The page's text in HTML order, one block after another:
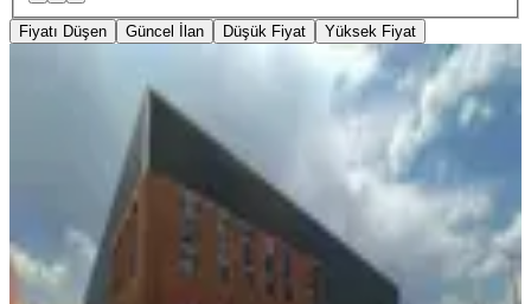
Fiyatı Düşen Güncel İlan Düşük Fiyat Yüksek Fiyat
Elmadağ Mobilyacılar İhtisas Osb De
Kiralık Fabrika
Elmadağ, Yenimahalle Mahallesi
1 Oda· 4300 m²·07.07.2026
450.000 ₺